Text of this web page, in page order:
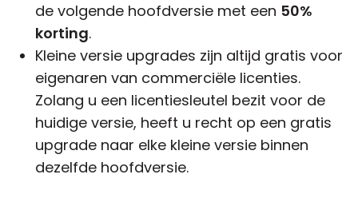
de volgende hoofdversie met een 50%
korting.
Kleine versie upgrades zijn altijd gratis voor
eigenaren van commerciële licenties.
Zolang u een licentiesleutel bezit voor de
huidige versie, heeft u recht op een gratis
upgrade naar elke kleine versie binnen
dezelfde hoofdversie.